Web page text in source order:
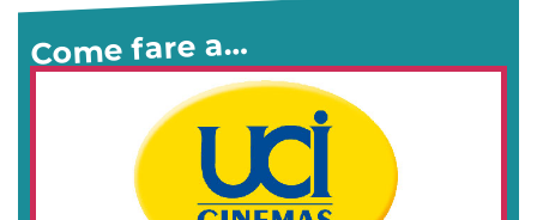
Come fare a…